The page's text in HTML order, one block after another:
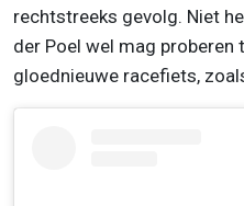
rechtstreeks gevolg. Niet
der Poel wel mag proberen
gloednieuwe racefiets,